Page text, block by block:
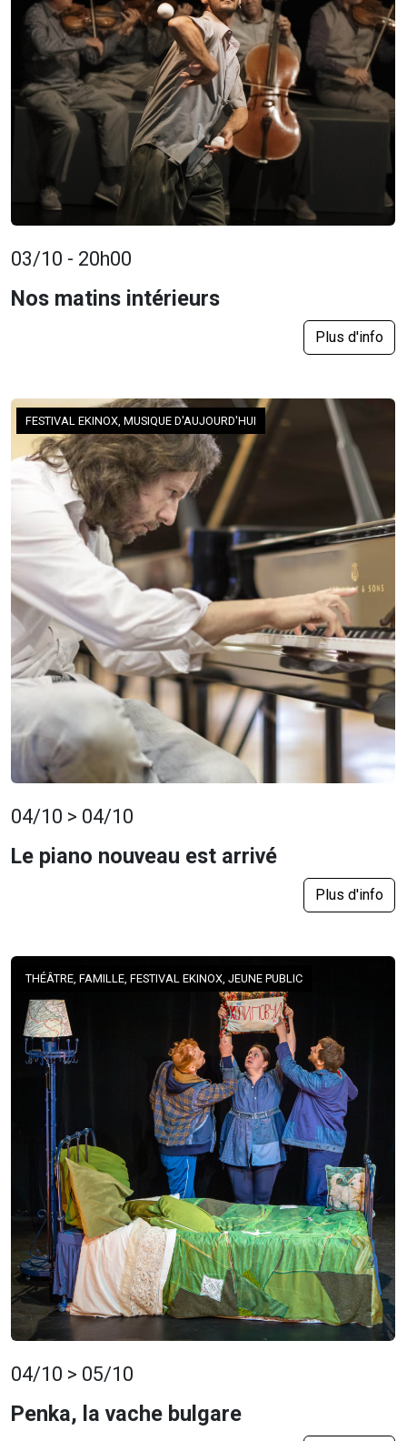
03/10 - 20h00
Nos matins intérieurs
Plus d'info
FESTIVAL EKINOX, MUSIQUE D'AUJOURD'HUI
04/10 > 04/10
Le piano nouveau est arrivé
Plus d'info
THÉÂTRE, FAMILLE, FESTIVAL EKINOX, JEUNE PUBLIC
04/10 > 05/10
Penka, la vache bulgare